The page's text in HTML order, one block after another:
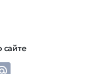
сайте